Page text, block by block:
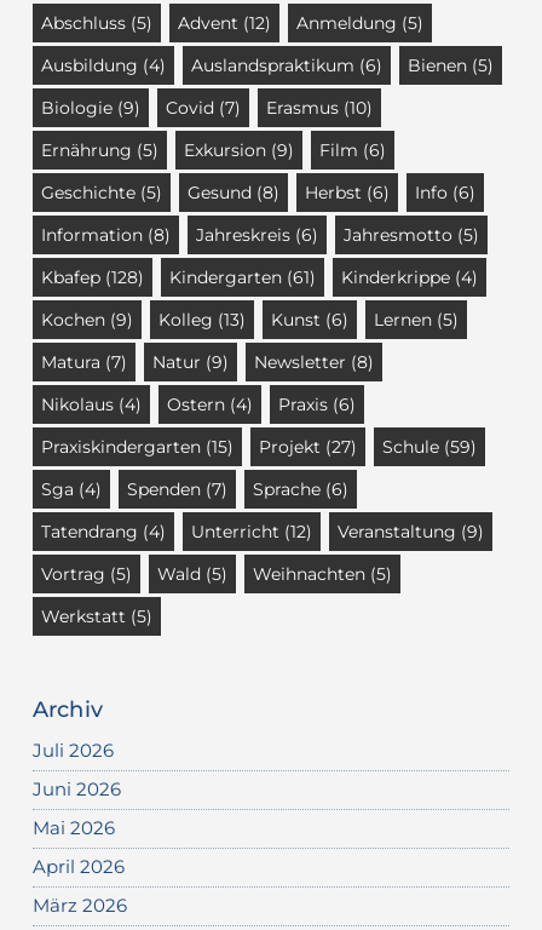
Abschluss(5) Advent (12) Anmeldung (5)
Ausbildung (4) Auslandspraktikum (6) Bienen(5)
Biologie(9) Covid (7) Erasmus(10)
Ernährung (5) Exkursion(9) Film (6)
Geschichte(5) Gesund (8) Herbst (6) Info (6)
Information(8) Jahreskreis(6) Jahresmotto (5)
Kbafep(128) Kindergarten(61) Kinderkrippe(4)
Kochen(9) Kolleg (13) Kunst (6) Lernen(5)
Matura (7) Natur (9) Newsletter (8)
Nikolaus(4) Ostern(4) Praxis(6)
Praxiskindergarten(15) Projekt (27) Schule(59)
Sga (4) Spenden(7) Sprache(6)
Tatendrang (4) Unterricht (12) Veranstaltung (9)
Vortrag (5) Wald (5) Weihnachten(5)
Werkstatt (5)
Archiv
Juli 2026
Juni 2026
Mai 2026
April 2026
März 2026